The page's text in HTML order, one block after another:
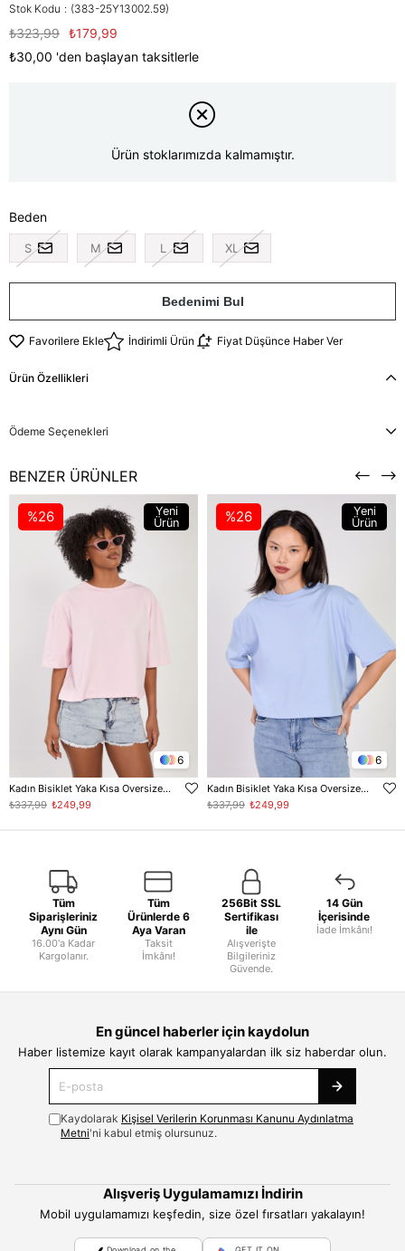
Stok Kodu (383-25Y13002.59)
₺323,99 ₺179,99
₺30,00 'den başlayan taksitlerle
Ürün stoklarımızda kalmamıştır.
Beden
S M L XL
Bedenimi Bul
Favorilere Ekle İndirimli Ürün Fiyat Düşünce Haber Ver
Ürün Özellikleri
Ödeme Seçenekleri
BENZER ÜRÜNLER
6
Kadın Bisiklet Yaka Kısa Oversize T-Shirt - Toz Pembe
₺249,99
₺337,99
%26
Yeni
Ürün
6
Kadın Bisiklet Yaka Kısa Oversize T-Shirt - Bebe Mavi
₺249,99
₺337,99
%26
Yeni
Ürün
Tüm
Siparişleriniz
Aynı Gün
16.00'a Kadar
Kargolanır.
Tüm
Ürünlerde 6
Aya Varan
Taksit
İmkânı!
256Bit SSL
Sertifikası
ile
Alışverişte
Bilgileriniz
Güvende.
14 Gün
İçerisinde
İade İmkânı!
En güncel haberler için kaydolun
Haber listemize kayıt olarak kampanyalardan ilk siz haberdar olun.
Kaydolarak Kişisel Verilerin Korunması Kanunu Aydınlatma
Metni'ni kabul etmiş olursunuz.
Alışveriş Uygulamamızı İndirin
Mobil uygulamamızı keşfedin, size özel fırsatları yakalayın!